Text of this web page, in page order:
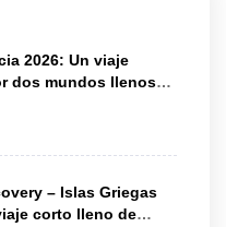
2026: Un viaje
dos mundos llenos
– Islas Griegas
corto lleno de